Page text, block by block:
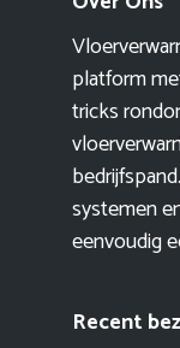
platform
tricks
systemen
eenvoudig
Recent